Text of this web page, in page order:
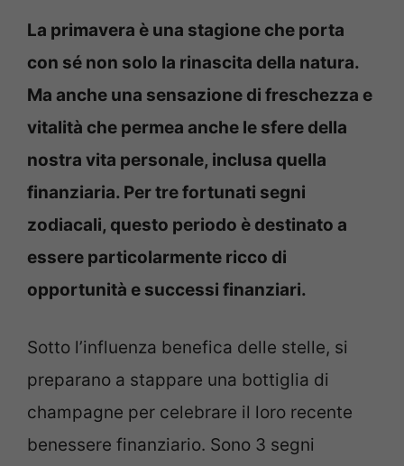
La primavera è una stagione che porta
con sé non solo la rinascita della natura.
Ma anche una sensazione di freschezza e
vitalità che permea anche le sfere della
nostra vita personale, inclusa quella
finanziaria. Per tre fortunati segni
zodiacali, questo periodo è destinato a
essere particolarmente ricco di
opportunità e successi finanziari.
Sotto l’influenza benefica delle stelle, si
preparano a stappare una bottiglia di
champagne per celebrare il loro recente
benessere finanziario. Sono 3 segni